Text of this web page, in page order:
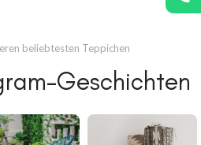
beliebtesten Teppichen
Geschichten